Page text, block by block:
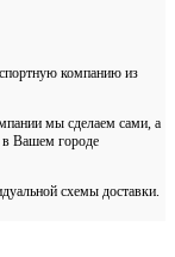
компанию из
мы сделаем сами, а
в Вашем городе
схемы доставки.